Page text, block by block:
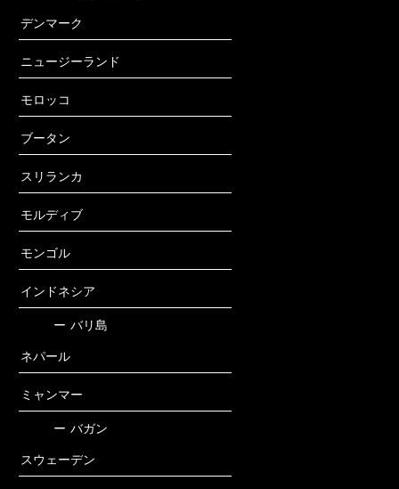
デンマーク
ニュージーランド
モロッコ
ブータン
スリランカ
モルディブ
モンゴル
インドネシア
ー バリ島
ネパール
ミャンマー
ー バガン
スウェーデン